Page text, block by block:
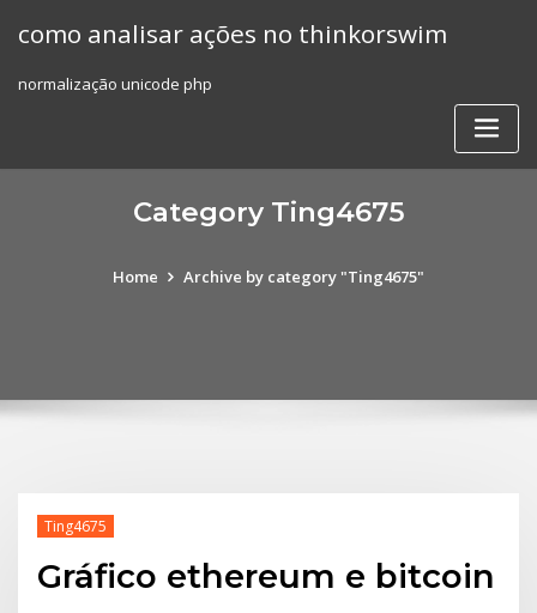
como analisar ações no thinkorswim
normalização unicode php
Category Ting4675
Home Archive by category "Ting4675"
Ting4675
Gráfico ethereum e bitcoin